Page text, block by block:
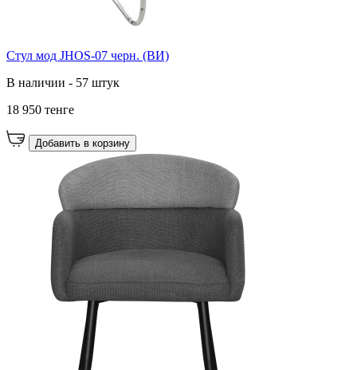
Стул мод JHOS-07 черн. (ВИ)
В наличии - 57 штук
18 950 тенге
Добавить в корзину